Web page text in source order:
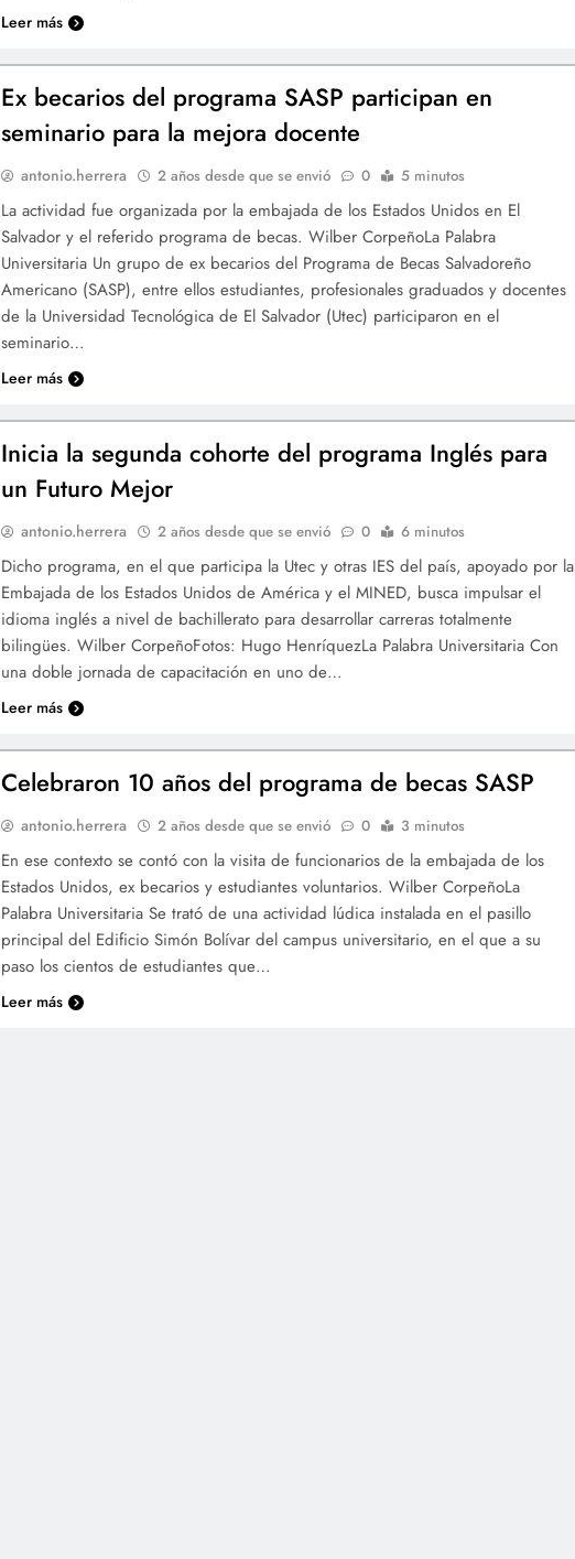
Leer más
Ex becarios del programa SASP participan en
seminario para la mejora docente
antonio.herrera 2 años desde que se envió 0 5 minutos
La actividad fue organizada por la embajada de los Estados Unidos en El
Salvador y el referido programa de becas. Wilber CorpeñoLa Palabra
Universitaria Un grupo de ex becarios del Programa de Becas Salvadoreño
Americano (SASP), entre ellos estudiantes, profesionales graduados y docentes
de la Universidad Tecnológica de El Salvador (Utec) participaron en el
seminario…
Leer más
Inicia la segunda cohorte del programa Inglés para
un Futuro Mejor
antonio.herrera 2 años desde que se envió 0 6 minutos
Dicho programa, en el que participa la Utec y otras IES del país, apoyado por la
Embajada de los Estados Unidos de América y el MINED, busca impulsar el
idioma inglés a nivel de bachillerato para desarrollar carreras totalmente
bilingües. Wilber CorpeñoFotos: Hugo HenríquezLa Palabra Universitaria Con
una doble jornada de capacitación en uno de…
Leer más
Celebraron 10 años del programa de becas SASP
antonio.herrera 2 años desde que se envió 0 3 minutos
En ese contexto se contó con la visita de funcionarios de la embajada de los
Estados Unidos, ex becarios y estudiantes voluntarios. Wilber CorpeñoLa
Palabra Universitaria Se trató de una actividad lúdica instalada en el pasillo
principal del Edificio Simón Bolívar del campus universitario, en el que a su
paso los cientos de estudiantes que…
Leer más